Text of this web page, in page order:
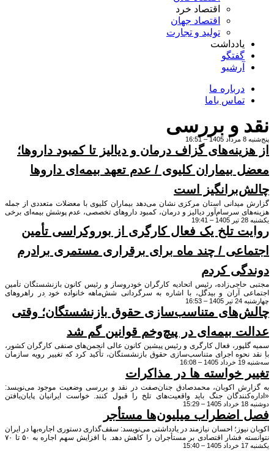
اقتصاد خرد
اقتصاد جهان
تولید و تجارت
یادداشت
گفتگو
آرشیو
درباره ما
تماس باما
و بررسی
گزاف درمان و دیالیز تا کمبود داروها؛
بیماران کلیوی / عدم تعهد بیمه‌ای داروها
است
گزارش میدانی استان مرکزی نشان می‌دهد بیماران کلیوی با معضلات متعددی از جمله
سرسام‌آور دیالیز و درمان، کمبود داروهای تخصصی، عدم پوشش بیمه‌ای برخی
و آزمایش‌ها، مشکلات معیشتی و شغلی و نیز نبود حمایت مؤثر از سوی نهادهای
هستند. بیماران دیالیزی در گفت‌وگو با این خبرگزاری از هزینه‌های گزاف
عدم تعهد بیمه‌ها، مشکلات مربوط به پیوند کلیه و نیز کمک‌های ناکافی انجمن
بیماران کلیوی گلایه دارند.
تلخ یک فعال کارگری از بوروکراسی تأمین
/ چند ماه برای برقراری مستمری برادرم
کردم
رئیس اتحادیه کارگران خودروساز و رئیس کانون بازنشستگان تأمین
آران و بیدگل، با اشاره به سرگردانی شش‌ماهه خانواده خود در راهروهای
برای برقراری مستمری برادر متوفی‌اش، خواستار اصلاح نظام تأمین اجتماعی
دادن به پاسکاری پرونده‌ها و نبود پاسخگویی در این سازمان شد.
16:53
متناسب‌سازی حقوق بازنشستگان؛ وقتی
بیمه‌ای در پیچ‌وخم قوانین گم شد
فعال کارگری و رئیس پیشین کانون عالی انجمن‌های صنفی کارگران کشور،
نحوه اجرای متناسب‌سازی حقوق بازنشستگان، تأکید کرد که تغییر رویه سازمان
شده بازنشستگان نتوانند تشخیص دهند چه میزان از دریافتی آن‌ها ناشی از
و چه میزان مربوط به افزایش سنواتی است.
خواسته ها در مذاکرات
اکوبان، محمدصادق جنان‌صفت در نقد و بررسی وضعیت موجود می‌نویسد:
جنگ باید واقعیت‌های تلخ را قبول کنند. خواست ایرانیان پایان‌یافتن
و لغو تحریم‌ها باید در کانون مذاکرات صلح با آمریکا قرار گیرد.»
اضطراب میلیون‌ها مستأجر
نیوز؛ احسان نیازمند در یادداشتی می‌نویسد: سقف‌گذاری دستوری اجاره‌بها در ایران
نتوانسته فشار اقتصادی بر مستأجران را کاهش دهد. با افزایش سهم اجاره به ۵۰ تا ۷۰
خانوارها، بحران مسکن همچنان پابرجاست.